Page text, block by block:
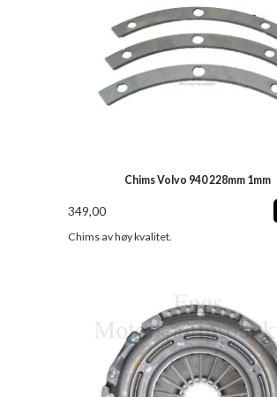
Chims Volvo 940 228mm 1mm
349,00
Chims av høy kvalitet.